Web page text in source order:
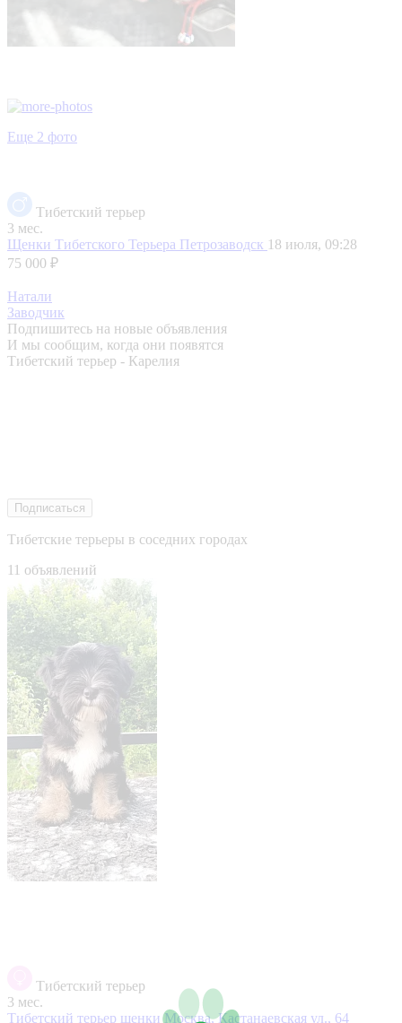
Еще 2 фото
Тибетский терьер
3 мес.
Щенки Тибетского Терьера Петрозаводск 18 июля, 09:28
75 000 ₽
Натали
Заводчик
Подпишитесь на новые объявления
И мы сообщим, когда они появятся
Тибетский терьер - Карелия
Подписаться
Тибетские терьеры в соседних городах
11 объявлений
Тибетский терьер
3 мес.
Тибетский терьер щенкиМосква, Кастанаевская ул., 64